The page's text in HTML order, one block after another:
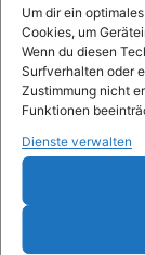
Um dir ein
Cookies, um
Wenn du diesen
Surfverhalten oder
Zustimmung nicht
Funktionen
Dienste verwalten
Alles anzeigen
Xbrick® Das
Xbrick® Zubehör
Xbrick® Sets
Schulen &